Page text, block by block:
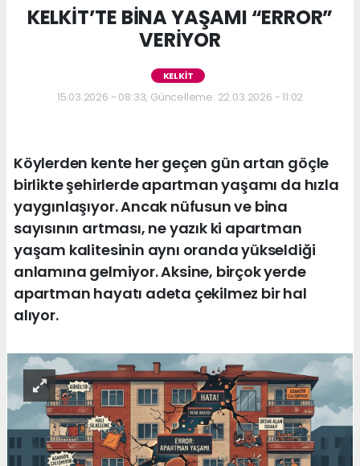
KELKİT’TE BİNA YAŞAMI “ERROR”
VERİYOR
KELKİT
15.03.2026 - 08:33, Güncelleme: 22.03.2026 - 11:02
Köylerden kente her geçen gün artan göçle
birlikte şehirlerde apartman yaşamı da hızla
yaygınlaşıyor. Ancak nüfusun ve bina
sayısının artması, ne yazık ki apartman
yaşam kalitesinin aynı oranda yükseldiği
anlamına gelmiyor. Aksine, birçok yerde
apartman hayatı adeta çekilmez bir hal
alıyor.